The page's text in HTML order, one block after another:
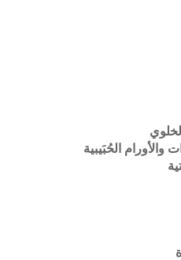
والأورام الحُبَيبية